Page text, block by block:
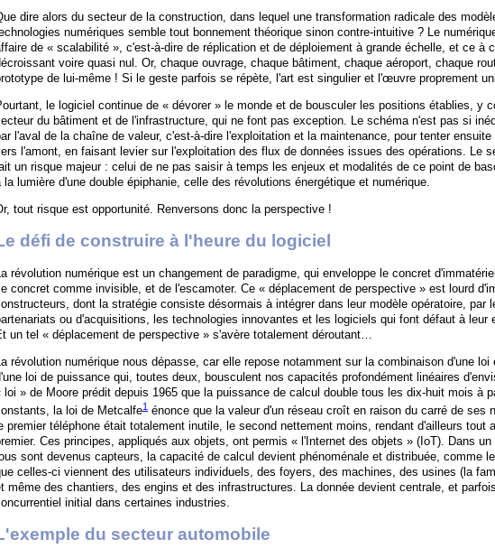
dire alors du secteur de la construction, dans lequel une transformation radicale des
numériques semble tout bonnement théorique sinon contre-intuitive ? Le
de « scalabilité », c'est-à-dire de réplication et de déploiement à grande échelle, et ce à
voire quasi nul. Or, chaque ouvrage, chaque bâtiment, chaque aéroport, chaque
de lui-même ! Si le geste parfois se répète, l'art est singulier et l'œuvre proprement
le logiciel continue de « dévorer » le monde et de bousculer les positions établies, y
du bâtiment et de l'infrastructure, qui ne font pas exception. Le schéma n'est pas si
l'aval de la chaîne de valeur, c'est-à-dire l'exploitation et la maintenance, pour tenter
l'amont, en faisant levier sur l'exploitation des flux de données issues des opérations. Le
un risque majeur : celui de ne pas saisir à temps les enjeux et modalités de ce point de
la lumière d'une double épiphanie, celle des révolutions énergétique et numérique.
tout risque est opportunité. Renversons donc la perspective !
défi de construire à l'heure du logiciel
révolution numérique est un changement de paradigme, qui enveloppe le concret
concret comme invisible, et de l'escamoter. Ce « déplacement de perspective » est lourd
dont la stratégie consiste désormais à intégrer dans leur modèle opératoire, par
ou d'acquisitions, les technologies innovantes et les logiciels qui font défaut à leur
un tel « déplacement de perspective » s'avère totalement déroutant…
révolution numérique nous dépasse, car elle repose notamment sur la combinaison d'une loi
loi de puissance qui, toutes deux, bousculent nos capacités profondément linéaires
loi » de Moore prédit depuis 1965 que la puissance de calcul double tous les dix-huit mois à
la loi de Metcalfe1 énonce que la valeur d'un réseau croît en raison du carré de ses
premier téléphone était totalement inutile, le second nettement moins, rendant d'ailleurs tout
Ces principes, appliqués aux objets, ont permis « l'Internet des objets » (IoT). Dans
sont devenus capteurs, la capacité de calcul devient phénoménale et distribuée, comme
celles-ci viennent des utilisateurs individuels, des foyers, des machines, des usines (la
même des chantiers, des engins et des infrastructures. La donnée devient centrale, et
initial dans certaines industries.
du secteur automobile